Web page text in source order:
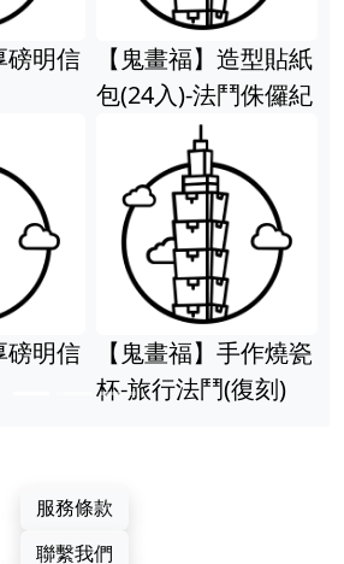
磅明信
【鬼畫福】造型貼紙
包(24入)-法鬥侏儸紀
磅明信
【鬼畫福】手作燒瓷
杯-旅行法鬥(復刻)
服務條款